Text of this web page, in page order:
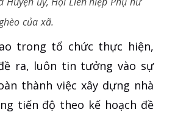
của xã.
trong tổ chức thực hiện,
ra, luôn tin tưởng vào sự
thành việc xây dựng nhà
tiến độ theo kế hoạch đề